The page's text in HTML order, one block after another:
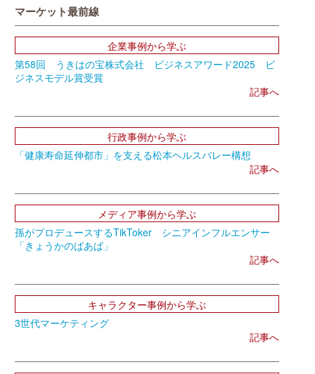
マーケット最前線
企業事例から学ぶ
第58回 うきはの宝株式会社 ビジネスアワード2025 ビ
ジネスモデル賞受賞
記事へ
行政事例から学ぶ
「健康寿命延伸都市」を支える松本ヘルスバレー構想
記事へ
メディア事例から学ぶ
孫がプロデュースするTikToker シニアインフルエンサー
「きょうかのばあば」
記事へ
キャラクター事例から学ぶ
3世代マーケティング
記事へ